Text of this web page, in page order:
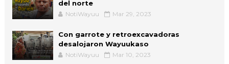
del norte
NotiWayuu Mar 29, 2023
Con garrote y retroexcavadoras
desalojaron Wayuukaso
NotiWayuu Mar 10, 2023